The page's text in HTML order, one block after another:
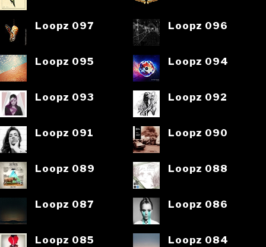
Loopz 097 Loopz 096
Loopz 095 Loopz 094
Loopz 093 Loopz 092
Loopz 091 Loopz 090
Loopz 089 Loopz 088
Loopz 087 Loopz 086
Loopz 085 Loopz 084